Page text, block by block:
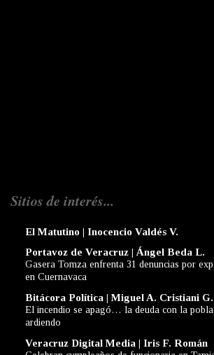
Sitios de interés...
El Matutino | Inocencio Valdés V.
Portavoz de Veracruz | Ángel Beda L.
Gasera Tomza enfrenta 31 denuncias por
en Cuernavaca
Bitácora Política | Miguel A. Cristiani G.
El incendio se apagó… la deuda con la
ardiendo
Veracruz Digital Media | Iris F. Román